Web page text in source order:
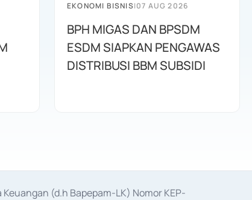
EKONOMI BISNIS|07 AUG 2026
BPH MIGAS DAN BPSDM
ESDM SIAPKAN PENGAWAS
DISTRIBUSI BBM SUBSIDI
(d.h Bapepam-LK) Nomor KEP-